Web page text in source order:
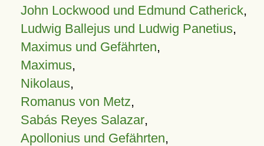
John Lockwood und Edmund Catherick,
Ludwig Ballejus und Ludwig Panetius,
Maximus und Gefährten,
Maximus,
Nikolaus,
Romanus von Metz,
Sabás Reyes Salazar,
Apollonius und Gefährten,